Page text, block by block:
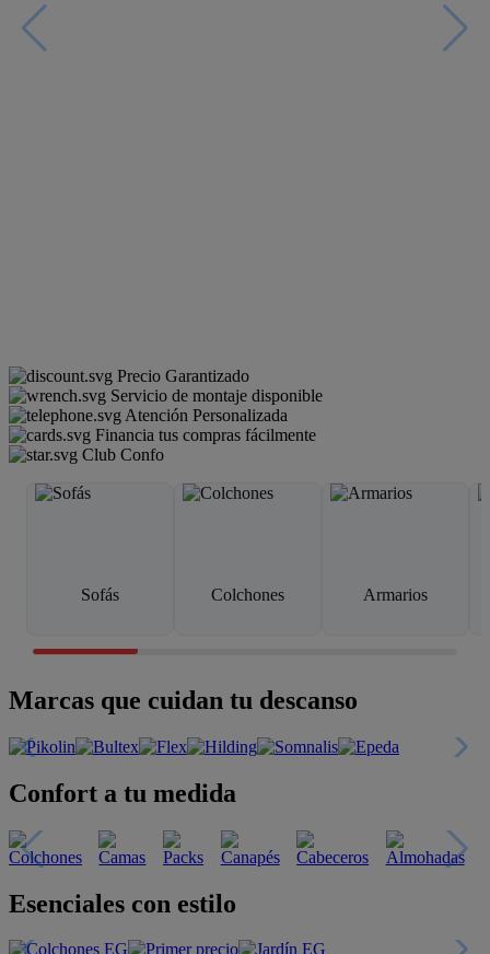
Precio Garantizado
Servicio de montaje disponible
Atención Personalizada
Financia tus compras fácilmente
Club Confo
Sofás Colchones Armarios
Marcas que cuidan tu descanso
Confort a tu medida
Esenciales con estilo